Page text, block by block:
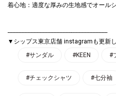
着心地：適度な厚みの生地感でオール
------------------------------------------------------------------
▼シップス東京店舗 instagramも更新
#サンダル
#KEEN #
#チェックシャツ #七分袖